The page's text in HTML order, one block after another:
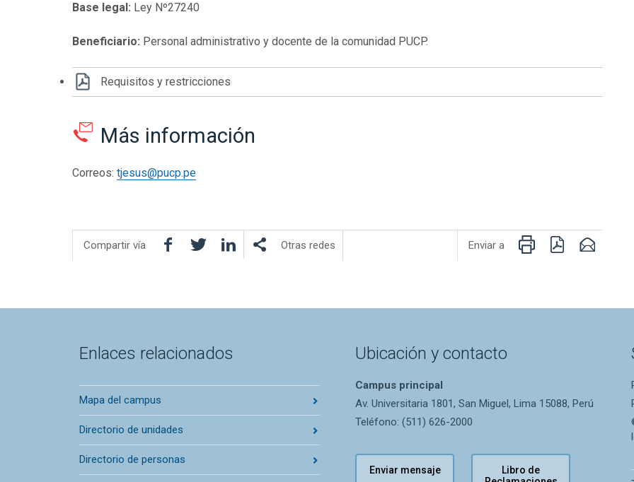
Base legal: Ley Nº27240
Beneficiario: Personal administrativo y docente de la comunidad PUCP.
Requisitos y restricciones
Más información
Correos: tjesus@pucp.pe
Compartir vía FacebookTwitterLinkedIn Otras redes Enviar a ImprimirPDF Email
Enlaces relacionados
Mapa del campus
Directorio de unidades
Directorio de personas
Ubicación y contacto
Campus principal
Av. Universitaria 1801, San Miguel, Lima 15088, Perú
Teléfono: (511) 626-2000
Enviar mensaje
Libro de